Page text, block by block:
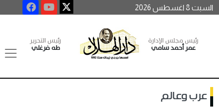
السبت 8 اغسطس 2026
رئيس مجلس الإدارة
عمر أحمد سامي
رئيس التحرير
طه فرغلي
عرب وعالم